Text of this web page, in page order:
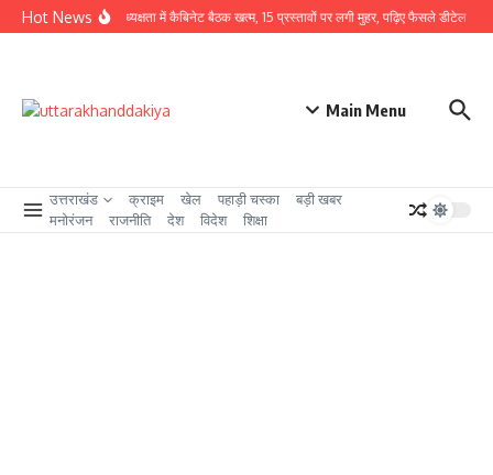
Skip to content
Hot News
CM धामी की अध्यक्षता में कैबिनेट बैठक खत्म, 15 प्रस्तावों पर लगी मुहर, पढ़िए फैसले डीटेल से
Main Menu
उत्तराखंड क्राइम खेल पहाड़ी चस्का
बड़ी खबर
मनोरंजन
राजनीति देश विदेश शिक्षा